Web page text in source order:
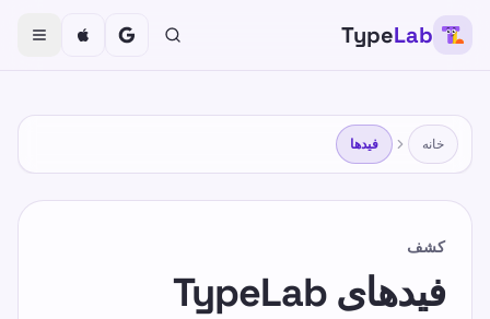
سرگرم کننده و موثر کنید. با روش ساخت یافته و بازیگوش ما
با سرعت خود بیاموزید.
آموزش خودتان را امتحان کنید
صفحه اصلی
TypeLab
خانه فیدها
کشف
فیدهای TypeLab